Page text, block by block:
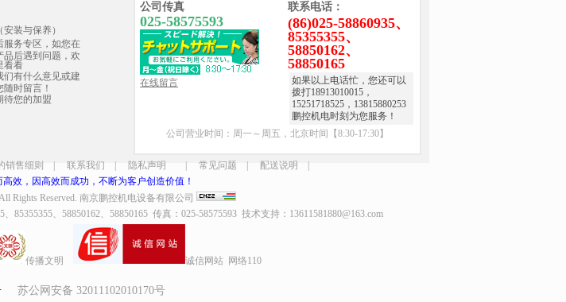
装与保养）
服务专区，如您在
品后遇到问题，欢
看看
们有什么意见或建
随时留言！
待您的加盟
公司传真
025-58575593
在线留言
联系电话：
(86)025-58860935、
85355355、
58850162、
58850165
如果以上电话忙，您还可以
拨打18913010015，
15251718525，13815880253
鹏控机电时刻为您服务！
公司营业时间：周一～周五，北京时间【8:30-17:30】
销售细则 联系我们 隐私声明 常见问题 配送说明
效，因高效而成功，不断为客户创造价值！
Rights Reserved. 南京鹏控机电设备有限公司
85355355、58850162、58850165 传真：025-58575593 技术支持： 13611581880@163.com
传播文明 诚信网站 网络110
苏公网安备 32011102010170号